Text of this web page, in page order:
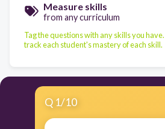
Measure skills
from any curriculum
Tag the questions with any skills you
track each student's mastery of each skill.
Q 1/10